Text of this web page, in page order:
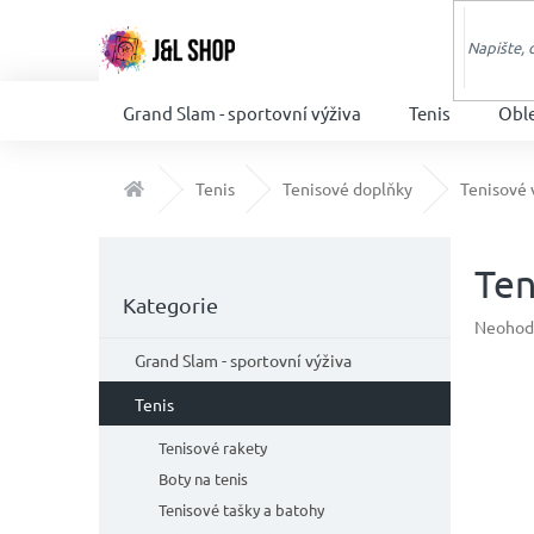
Grand Slam - sportovní výživa Tenis
Domů Tenis Tenisové doplňky Tenisové
a
n
kategorie
Kategorie
Grand Slam - sportovní výživa
Tenis
Tenisové rakety
Boty na tenis
Tenisové tašky a batohy